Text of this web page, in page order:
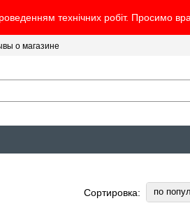
технічних робіт. Просимо
о магазине
Сортировка: по